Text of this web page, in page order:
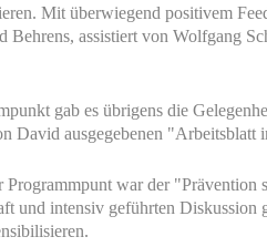
Mit überwiegend positivem
Behrens, assistiert von Wolfgang
gab es übrigens die
David ausgegebenen "Arbeitsblatt
war der "Prävention
und intensiv geführten Diskussion